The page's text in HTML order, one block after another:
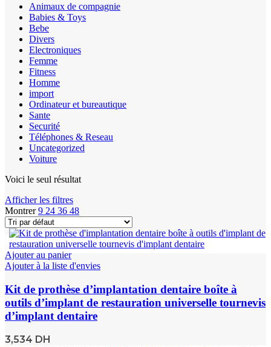
Animaux de compagnie
Babies & Toys
Bebe
Divers
Electroniques
Femme
Fitness
Homme
import
Ordinateur et bureautique
Sante
Securité
Téléphones & Reseau
Uncategorized
Voiture
Voici le seul résultat
Afficher les filtres
Montrer9 24 36 48
Ajouter au panier
Ajouter à la liste d'envies
Kit de prothèse d’implantation dentaire boîte à
outils d’implant de restauration universelle tournevis
d’implant dentaire
3,534 DH